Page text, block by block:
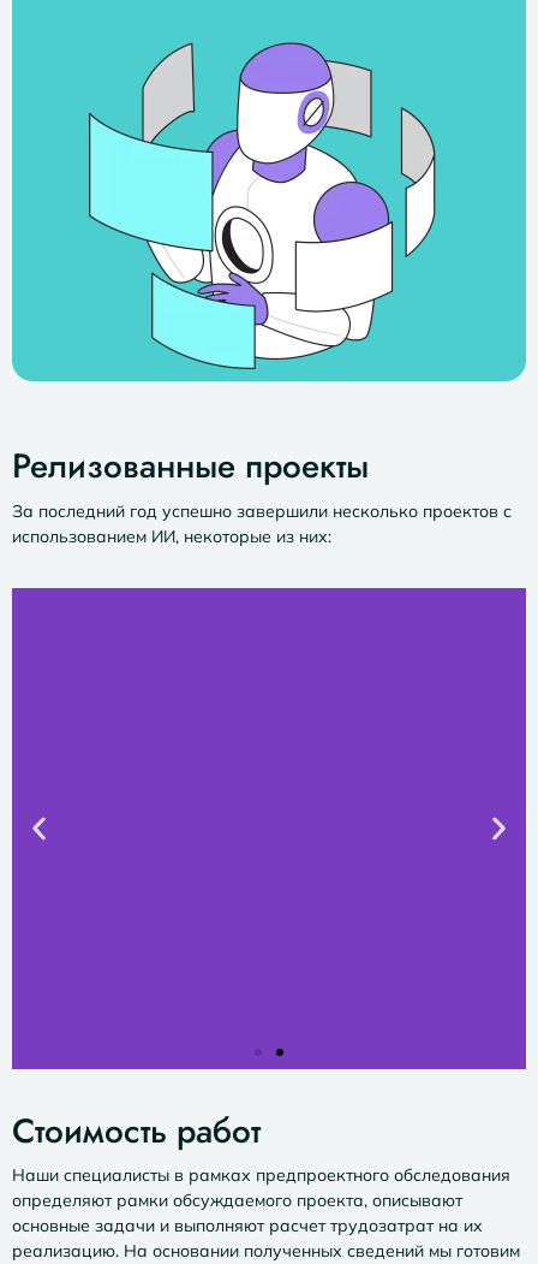
Релизованные проекты
За последний год успешно завершили несколько проектов с
использованием ИИ, некоторые из них:
Автоматизированная система
управления рисками
Генерация рисков с помощью ИИ
Стоимость работ
Наши специалисты в рамках предпроектного обследования
определяют рамки обсуждаемого проекта, описывают
основные задачи и выполняют расчет трудозатрат на их
реализацию. На основании полученных сведений мы готовим